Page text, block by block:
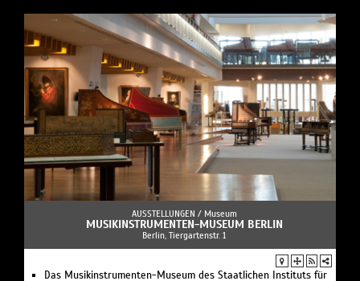
AUSSTELLUNGEN / Museum
MUSIKINSTRUMENTEN-MUSEUM BERLIN
Berlin, Tiergartenstr. 1
Das Musikinstrumenten-Museum des Staatlichen Instituts für